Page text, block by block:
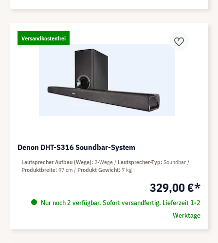
Versandkostenfrei
Denon DHT-S316 Soundbar-System
329,00 €*
Nur noch 2 verfügbar. Sofort versandfertig. Lieferzeit 1-2
Werktage
Lautsprecher Aufbau (Wege) 2-Wege Lautsprecher-Typ Soundbar
Produktbreite 97 cm Produkt Gewicht 7 kg